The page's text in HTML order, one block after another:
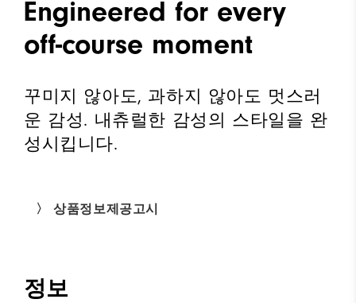
Engineered for every
off-course moment
꾸미지 않아도, 과하지 않아도 멋스러
운 감성. 내츄럴한 감성의 스타일을 완
성시킵니다.
〉 상품정보제공고시
정보